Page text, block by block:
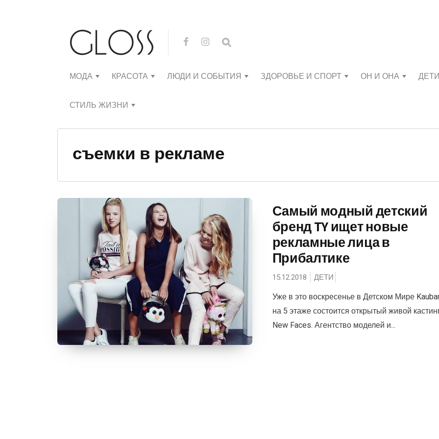
МОДА КРАСОТА ЛЮДИ И СОБЫТИЯ ЗДОРОВЬЕ И СПОРТ ОН И ОНА ДЕТИ
СТИЛЬ ЖИЗНИ
съемки в рекламе
Самый модный детский
бренд TY ищет новые
рекламные лица в
Прибалтике
15.12.2018 ДЕТИ
Уже в это воскресенье в Детском Мире
на 5 этаже состоится открытый живой
New Faces. Агентство моделей и...